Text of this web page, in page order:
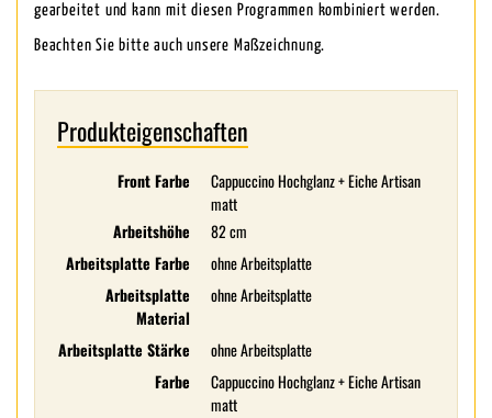
gearbeitet und kann mit diesen Programmen kombiniert werden.
Beachten Sie bitte auch unsere Maßzeichnung.
Produkteigenschaften
Front Farbe
Cappuccino Hochglanz + Eiche Artisan
matt
Arbeitshöhe
82 cm
Arbeitsplatte Farbe
ohne Arbeitsplatte
Arbeitsplatte
Material
ohne Arbeitsplatte
Arbeitsplatte Stärke
ohne Arbeitsplatte
Farbe
Cappuccino Hochglanz + Eiche Artisan
matt